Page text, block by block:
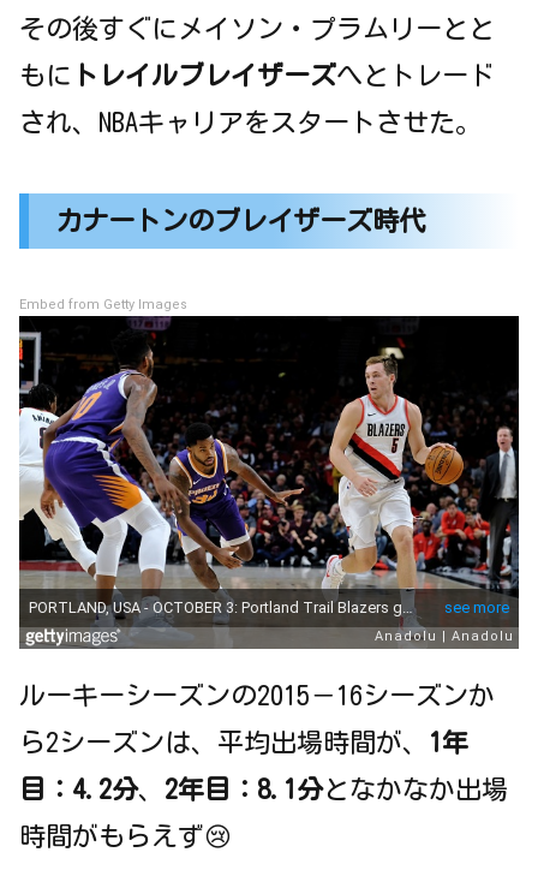
その後すぐにメイソン・プラムリーとと
もに トレイルブレイザーズへとトレード
され、NBAキャリアをスタートさせた。
カナートンのブレイザーズ時代
Embed from Getty Images
ルーキーシーズンの2015－16シーズンか
ら2シーズンは、平均出場時間が、 1年
目：4.2分、 2年目：8.1分となかなか出場
時間がもらえず😢